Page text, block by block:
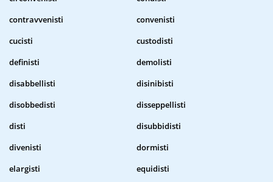
contravvenisti
convenisti
cucisti
custodisti
definisti
demolisti
disabbellisti
disinibisti
disobbedisti
disseppellisti
disti
disubbidisti
divenisti
dormisti
elargisti
equidisti